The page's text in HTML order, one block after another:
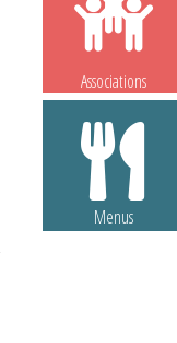
Associations
Menus